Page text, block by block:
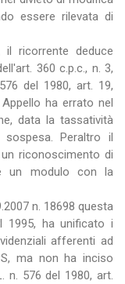
essere rilevata di
ricorrente deduce
360 c.p.c., n. 3,
del 1980, art. 19,
ha errato nel
data la tassatività
Peraltro il
riconoscimento di
un modulo con la
n. 18698 questa
1995, ha unificato i
afferenti ad
ma non ha inciso
n. 576 del 1980, art.